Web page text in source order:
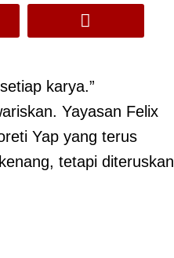
karya.”
Yayasan Felix
Yap yang terus
tetapi diteruskan